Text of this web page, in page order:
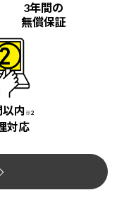
3年間の
無償保証
内 ※2
対応